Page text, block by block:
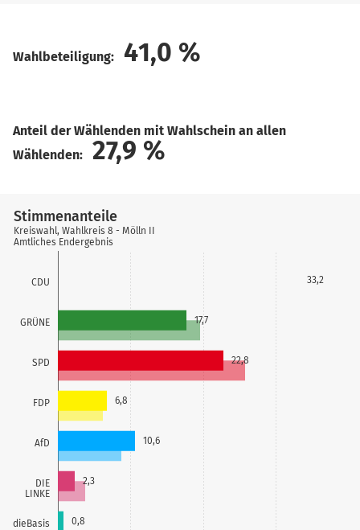
Wahlbeteiligung: 41,0 %
Anteil der Wählenden mit Wahlschein an allen
Wählenden:
27,9 %
CDU
GRÜNE
SPD
FDP
AfD
DIE
LINKE
dieBasis
33,2
17,7
22,8
6,8
10,6
2,3
0,8
Stimmenanteile
Kreiswahl, Wahlkreis 8 - Mölln II
Amtliches Endergebnis